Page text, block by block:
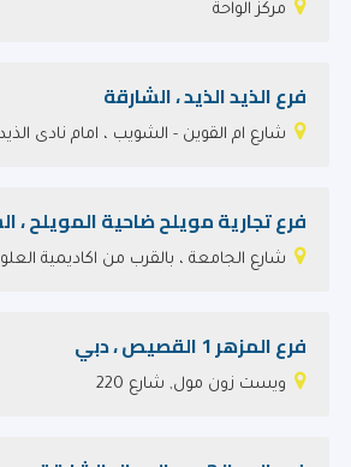
مركز الواحة
فرع الذيد الذيد ، الشارقة
شارع ام القوين - الشويب ، امام نادى
فرع تجارية مويلح ضاحية المويلح ،
شارع الجامعة ، بالقرب من اكاديمية
فرع المزهر 1 القصيص ، دبي
ويست زون مول, شارع 220